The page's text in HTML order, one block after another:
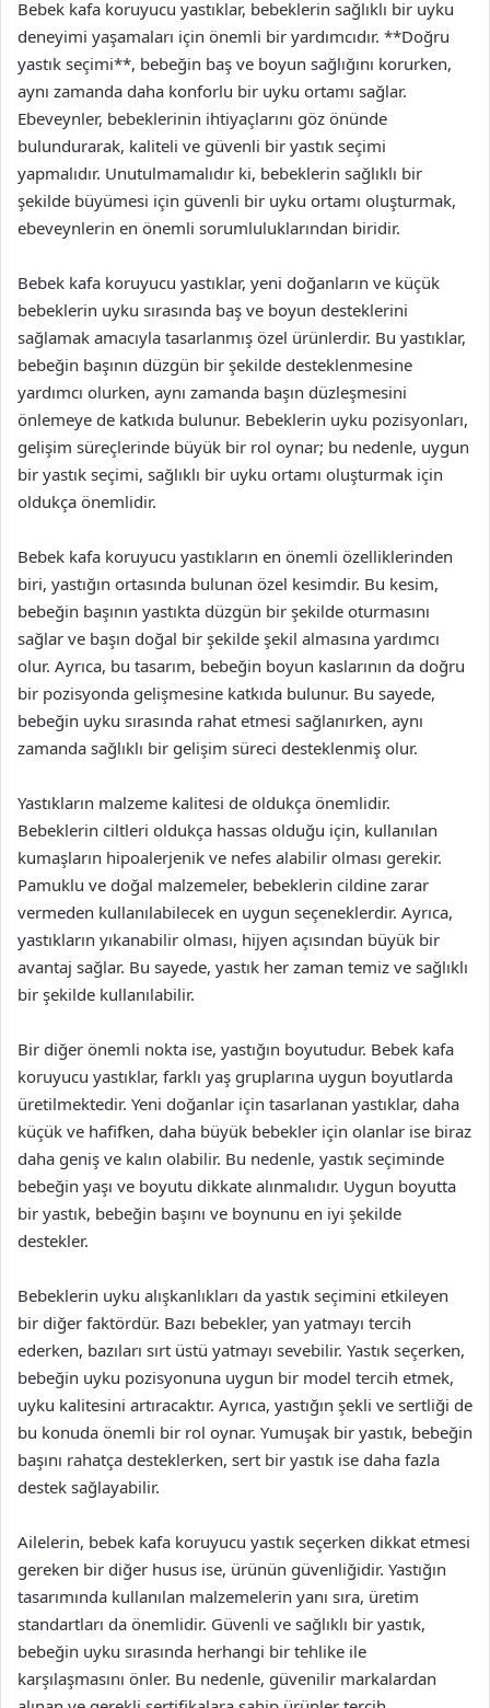
Bebek kafa koruyucu yastıklar, bebeklerin sağlıklı bir uyku
deneyimi yaşamaları için önemli bir yardımcıdır. **Doğru
yastık seçimi**, bebeğin baş ve boyun sağlığını korurken,
aynı zamanda daha konforlu bir uyku ortamı sağlar.
Ebeveynler, bebeklerinin ihtiyaçlarını göz önünde
bulundurarak, kaliteli ve güvenli bir yastık seçimi
yapmalıdır. Unutulmamalıdır ki, bebeklerin sağlıklı bir
şekilde büyümesi için güvenli bir uyku ortamı oluşturmak,
ebeveynlerin en önemli sorumluluklarından biridir.
Bebek kafa koruyucu yastıklar, yeni doğanların ve küçük
bebeklerin uyku sırasında baş ve boyun desteklerini
sağlamak amacıyla tasarlanmış özel ürünlerdir. Bu yastıklar,
bebeğin başının düzgün bir şekilde desteklenmesine
yardımcı olurken, aynı zamanda başın düzleşmesini
önlemeye de katkıda bulunur. Bebeklerin uyku pozisyonları,
gelişim süreçlerinde büyük bir rol oynar; bu nedenle, uygun
bir yastık seçimi, sağlıklı bir uyku ortamı oluşturmak için
oldukça önemlidir.
Bebek kafa koruyucu yastıkların en önemli özelliklerinden
biri, yastığın ortasında bulunan özel kesimdir. Bu kesim,
bebeğin başının yastıkta düzgün bir şekilde oturmasını
sağlar ve başın doğal bir şekilde şekil almasına yardımcı
olur. Ayrıca, bu tasarım, bebeğin boyun kaslarının da doğru
bir pozisyonda gelişmesine katkıda bulunur. Bu sayede,
bebeğin uyku sırasında rahat etmesi sağlanırken, aynı
zamanda sağlıklı bir gelişim süreci desteklenmiş olur.
Yastıkların malzeme kalitesi de oldukça önemlidir.
Bebeklerin ciltleri oldukça hassas olduğu için, kullanılan
kumaşların hipoalerjenik ve nefes alabilir olması gerekir.
Pamuklu ve doğal malzemeler, bebeklerin cildine zarar
vermeden kullanılabilecek en uygun seçeneklerdir. Ayrıca,
yastıkların yıkanabilir olması, hijyen açısından büyük bir
avantaj sağlar. Bu sayede, yastık her zaman temiz ve sağlıklı
bir şekilde kullanılabilir.
Bir diğer önemli nokta ise, yastığın boyutudur. Bebek kafa
koruyucu yastıklar, farklı yaş gruplarına uygun boyutlarda
üretilmektedir. Yeni doğanlar için tasarlanan yastıklar, daha
küçük ve hafifken, daha büyük bebekler için olanlar ise biraz
daha geniş ve kalın olabilir. Bu nedenle, yastık seçiminde
bebeğin yaşı ve boyutu dikkate alınmalıdır. Uygun boyutta
bir yastık, bebeğin başını ve boynunu en iyi şekilde
destekler.
Bebeklerin uyku alışkanlıkları da yastık seçimini etkileyen
bir diğer faktördür. Bazı bebekler, yan yatmayı tercih
ederken, bazıları sırt üstü yatmayı sevebilir. Yastık seçerken,
bebeğin uyku pozisyonuna uygun bir model tercih etmek,
uyku kalitesini artıracaktır. Ayrıca, yastığın şekli ve sertliği de
bu konuda önemli bir rol oynar. Yumuşak bir yastık, bebeğin
başını rahatça desteklerken, sert bir yastık ise daha fazla
destek sağlayabilir.
Ailelerin, bebek kafa koruyucu yastık seçerken dikkat etmesi
gereken bir diğer husus ise, ürünün güvenliğidir. Yastığın
tasarımında kullanılan malzemelerin yanı sıra, üretim
standartları da önemlidir. Güvenli ve sağlıklı bir yastık,
bebeğin uyku sırasında herhangi bir tehlike ile
karşılaşmasını önler. Bu nedenle, güvenilir markalardan